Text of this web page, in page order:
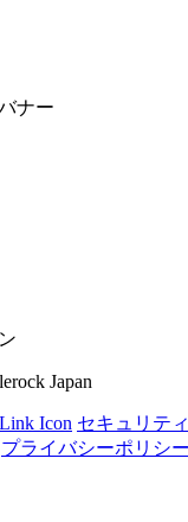
ナー
Japan
セキュリテ
プライバシーポリシー